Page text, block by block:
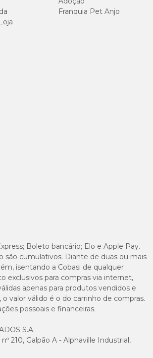
Franquia Pet Anjo
Boleto bancário; Elo e Apple Pay.
são cumulativos. Diante de duas ou mais
isentando a Cobasi de qualquer
exclusivos para compras via internet,
apenas para produtos vendidos e
valor válido é o do carrinho de compras.
pessoais e financeiras.
S.A.
210, Galpão A - Alphaville Industrial,